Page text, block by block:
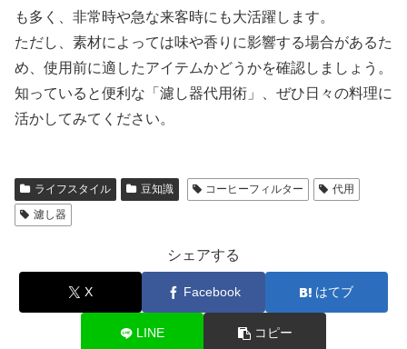
も多く、非常時や急な来客時にも大活躍します。
ただし、素材によっては味や香りに影響する場合があるた
め、使用前に適したアイテムかどうかを確認しましょう。
知っていると便利な「濾し器代用術」、ぜひ日々の料理に
活かしてみてください。
ライフスタイル 豆知識 コーヒーフィルター
代用
濾し器
シェアする
X Facebook はてブ
LINE コピー